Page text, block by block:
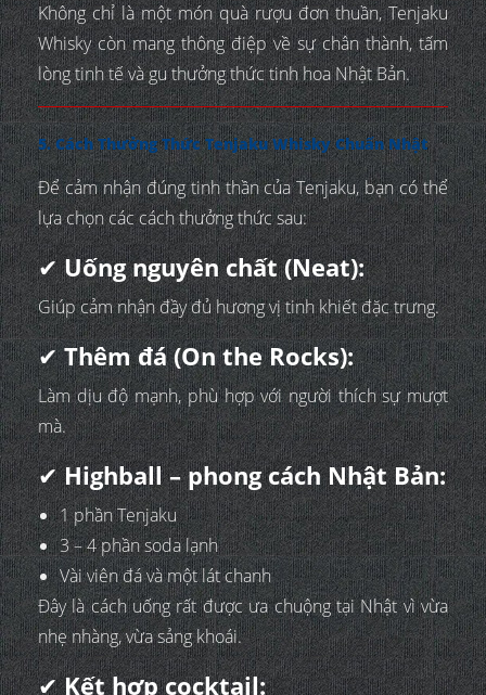
Không chỉ là một món quà rượu đơn thuần, Tenjaku
Whisky còn mang thông điệp về sự chân thành, tấm
lòng tinh tế và gu thưởng thức tinh hoa Nhật Bản.
5. Cách Thưởng Thức Tenjaku Whisky Chuẩn Nhật
Để cảm nhận đúng tinh thần của Tenjaku, bạn có thể
lựa chọn các cách thưởng thức sau:
✔Uống nguyên chất (Neat):
Giúp cảm nhận đầy đủ hương vị tinh khiết đặc trưng.
✔Thêm đá (On the Rocks):
Làm dịu độ mạnh, phù hợp với người thích sự mượt
mà.
✔Highball – phong cách Nhật Bản:
1 phần Tenjaku
3 – 4 phần soda lạnh
Vài viên đá và một lát chanh
Đây là cách uống rất được ưa chuộng tại Nhật vì vừa
nhẹ nhàng, vừa sảng khoái.
✔Kết hợp cocktail: